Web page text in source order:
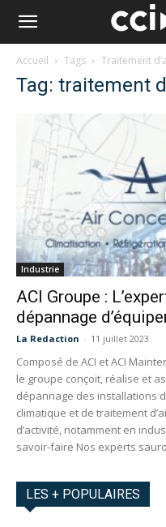
Accueil Tags Traitement
Tag: traitement
Industrie
ACI Groupe :
dépannage
La Redaction - 11 juillet 2023
Composé de ACI et ACI
le groupe conçoit, réalise et
dépannage des installations
climatique et de traitement
d’activité, notamment en
savoir-faire Nos experts
LES + POPULAIRES